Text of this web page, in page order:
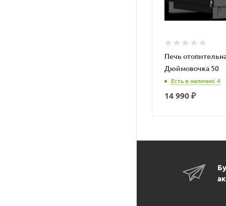
Печь
Дюймовочка 50
Есть в наличии: 4
14 990₽